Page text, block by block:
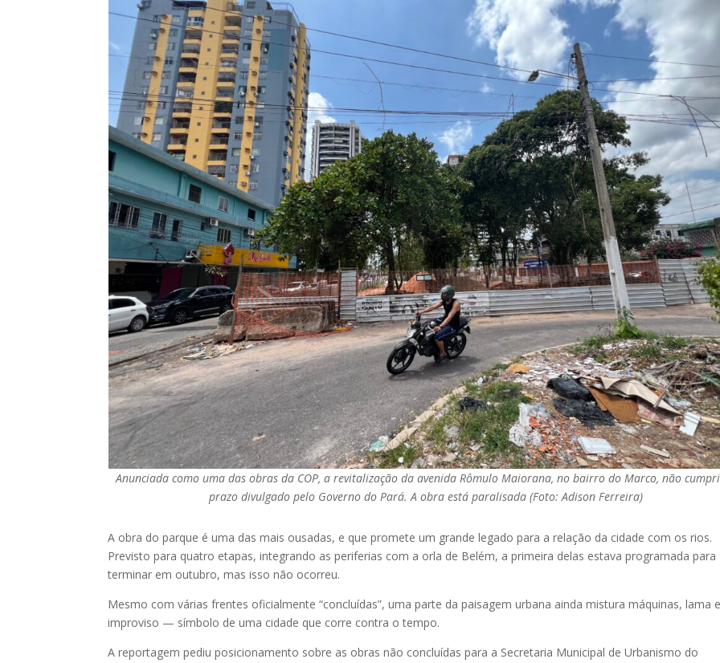
Anunciada como uma das obras da COP, a revitalização da avenida Rômulo Maiorana, no bairro do Marco, não
prazo divulgado pelo Governo do Pará. A obra está paralisada (Foto: Adison Ferreira)
A obra do parque é uma das mais ousadas, e que promete um grande legado para a relação da cidade com os rios.
Previsto para quatro etapas, integrando as periferias com a orla de Belém, a primeira delas estava programada para
terminar em outubro, mas isso não ocorreu.
Mesmo com várias frentes oficialmente “concluídas”, uma parte da paisagem urbana ainda mistura máquinas, lama e
improviso — símbolo de uma cidade que corre contra o tempo.
A reportagem pediu posicionamento sobre as obras não concluídas para a Secretaria Municipal de Urbanismo do